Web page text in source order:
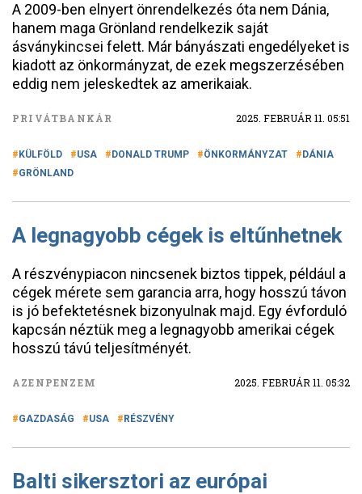
A 2009-ben elnyert önrendelkezés óta nem Dánia,
hanem maga Grönland rendelkezik saját
ásványkincsei felett. Már bányászati engedélyeket is
kiadott az önkormányzat, de ezek megszerzésében
eddig nem jeleskedtek az amerikaiak.
PRIVÁTBANKÁR 2025. FEBRUÁR 11. 05:51
KÜLFÖLD USA DONALD TRUMP ÖNKORMÁNYZAT
DÁNIA
GRÖNLAND
A legnagyobb cégek is eltűnhetnek
A részvénypiacon nincsenek biztos tippek, például a
cégek mérete sem garancia arra, hogy hosszú távon
is jó befektetésnek bizonyulnak majd. Egy évforduló
kapcsán néztük meg a legnagyobb amerikai cégek
hosszú távú teljesítményét.
AZENPENZEM 2025. FEBRUÁR 11. 05:32
GAZDASÁG USA RÉSZVÉNY
Balti sikersztori az európai